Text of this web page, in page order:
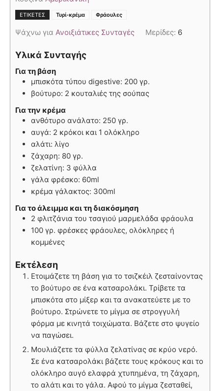
ΕΤΙΚΈΤΕΣ Τυρί-κρέμα Φράουλες
Ψάχνω για Ανοιξιάτικες Συνταγές Μερίδες: 6
Υλικά Συνταγής
Για τη βάση
μπισκότα τύπου digestive: 200 γρ.
βούτυρο: 2 κουταλιές της σούπας
Για την κρέμα
ανθότυρο ανάλατο: 250 γρ.
αυγά: 2 κρόκοι και 1 ολόκληρο
αλάτι: λίγο
ζάχαρη: 80 γρ.
ζελατίνη: 3 φύλλα
γάλα φρέσκο: 60ml
κρέμα γάλακτος: 300ml
Για το άλειμμα και τη διακόσμηση
2 φλιτζάνια του τσαγιού μαρμελάδα φράουλα
100 γρ. φρέσκες φράουλες, ολόκληρες ή
κομμένες
Εκτέλεση
Ετοιμάζετε τη βάση για το τσιζκέιλ ζεσταίνοντας
το βούτυρο σε ένα κατσαρολάκι. Τρίβετε τα
μπισκότα στο μίξερ και τα ανακατεύετε με το
βούτυρο. Στρώνετε το μίγμα σε στρογγυλή
φόρμα με κινητά τοιχώματα. Βάζετε στο ψυγείο
να παγώσει.
Μουλιάζετε τα φύλλα ζελατίνας σε κρύο νερό.
Σε ένα κατσαρολάκι βάζετε τους κρόκους και το
ολόκληρο αυγό ελαφρά χτυπημένα, τη ζάχαρη,
το αλάτι και το γάλα. Αφού το μίγμα ζεσταθεί,